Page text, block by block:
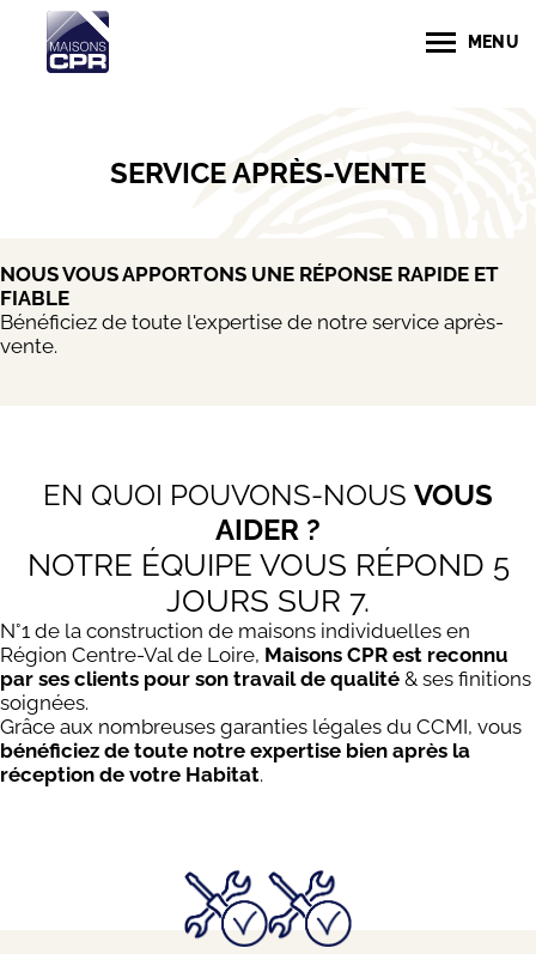
MENU
SERVICE APRÈS-VENTE
NOUS VOUS APPORTONS UNE RÉPONSE RAPIDE ET
FIABLE
Bénéficiez de toute l'expertise de notre service après-
vente.
EN QUOI POUVONS-NOUS VOUS
AIDER ?
NOTRE ÉQUIPE VOUS RÉPOND 5
JOURS SUR 7.
N°1 de la construction de maisons individuelles en
Région Centre-Val de Loire, Maisons CPR est reconnu
par ses clients pour son travail de qualité & ses finitions
soignées.
Grâce aux nombreuses garanties légales du CCMI, vous
bénéficiez de toute notre expertise bien après la
réception de votre Habitat.